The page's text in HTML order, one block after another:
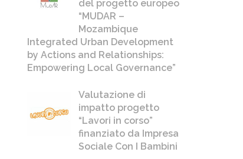
del progetto europeo
“MUDAR –
Mozambique
Integrated Urban Development
by Actions and Relationships:
Empowering Local Governance”
Valutazione di
impatto progetto
“Lavori in corso”
finanziato da Impresa
Sociale Con I Bambini